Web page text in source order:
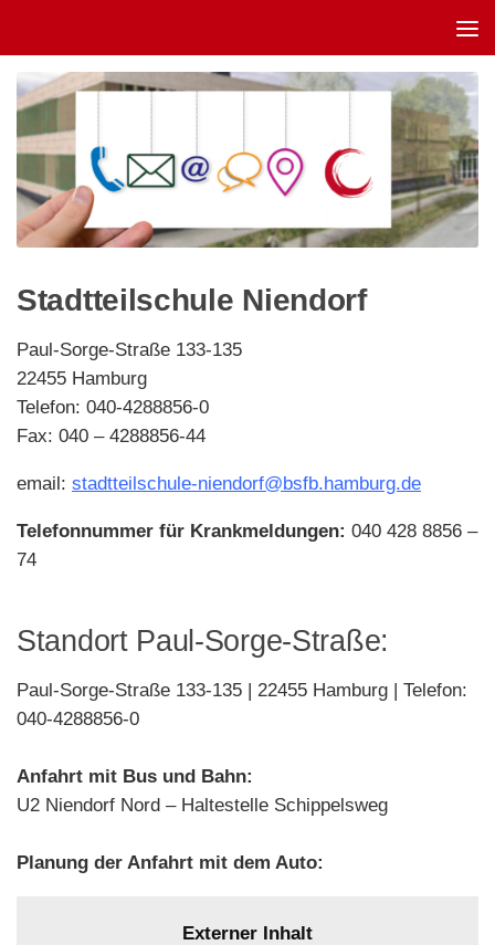
Stadtteilschule Niendorf
Paul-Sorge-Straße 133-135
22455 Hamburg
Telefon: 040-4288856-0
Fax: 040 – 4288856-44
email: stadtteilschule-niendorf@bsfb.hamburg.de
Telefonnummer für Krankmeldungen: 040 428 8856 –
74
Standort Paul-Sorge-Straße:
Paul-Sorge-Straße 133-135 | 22455 Hamburg | Telefon:
040-4288856-0
Anfahrt mit Bus und Bahn:
U2 Niendorf Nord – Haltestelle Schippelsweg
Planung der Anfahrt mit dem Auto:
Externer Inhalt